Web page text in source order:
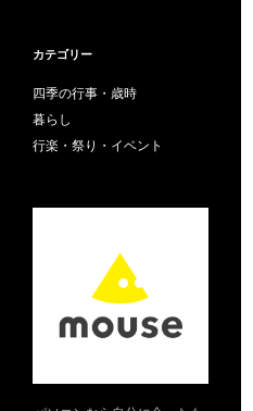
カテゴリー
四季の行事・歳時
暮らし
行楽・祭り・イベント